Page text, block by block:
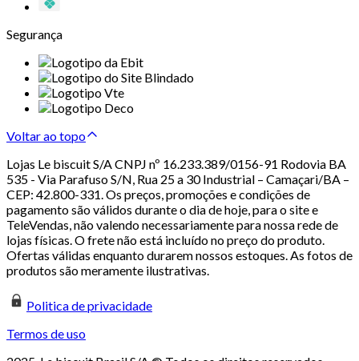
Segurança
Voltar ao topo
Lojas Le biscuit S/A CNPJ nº 16.233.389/0156-91 Rodovia BA
535 - Via Parafuso S/N, Rua 25 a 30 Industrial – Camaçari/BA –
CEP: 42.800-331. Os preços, promoções e condições de
pagamento são válidos durante o dia de hoje, para o site e
TeleVendas, não valendo necessariamente para nossa rede de
lojas físicas. O frete não está incluído no preço do produto.
Ofertas válidas enquanto durarem nossos estoques. As fotos de
produtos são meramente ilustrativas.
Politica de privacidade
Termos de uso